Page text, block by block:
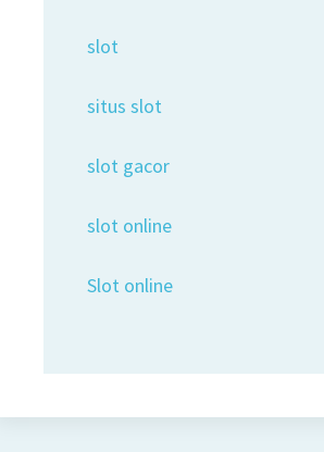
slot
situs slot
slot gacor
slot online
Slot online